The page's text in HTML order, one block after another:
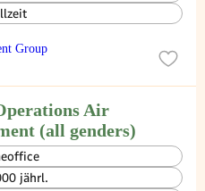
Group
Air
(all genders)
jährl.